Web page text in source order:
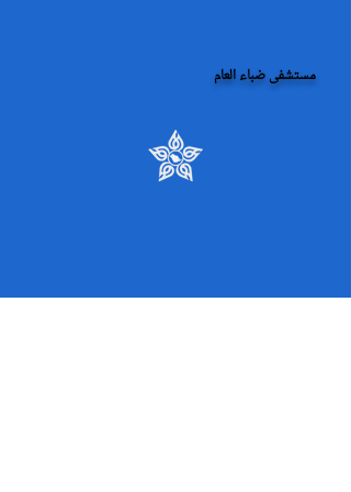
مستشفى ضباء العام